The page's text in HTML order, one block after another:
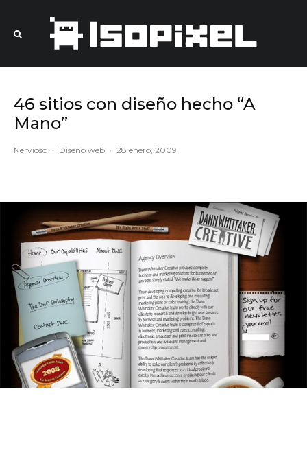
46 sitios con diseño hecho “A
Mano”
Nervioso · Diseño web · 28 enero, 2009